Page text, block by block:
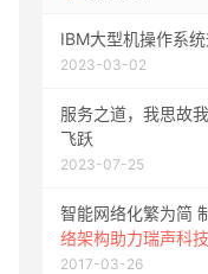
IBM大型机操作系
2023-03-02
服务之道，我思故
飞跃
2023-07-25
智能网络化繁为简
络架构助力瑞声科
2017-03-26